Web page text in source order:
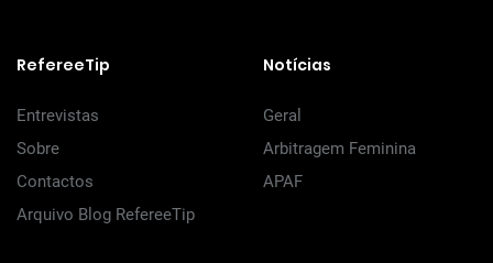
RefereeTip
Entrevistas
Sobre
Contactos
Arquivo Blog RefereeTip
Notícias
Geral
Arbitragem Feminina
APAF